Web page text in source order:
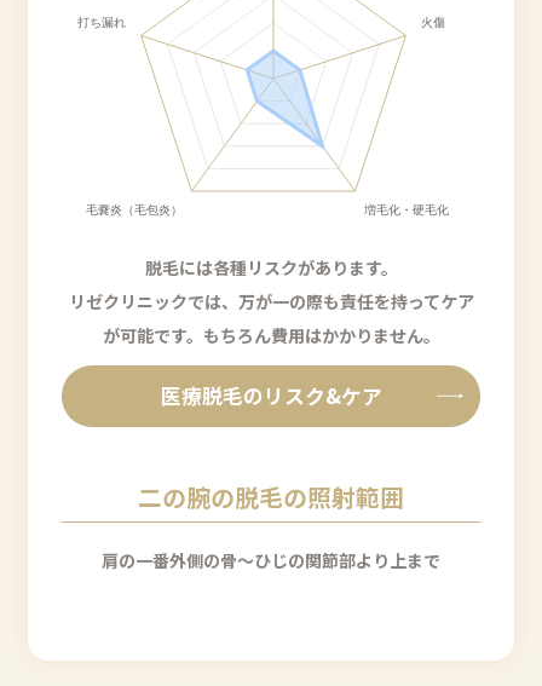
脱毛には各種リスクがあります。
リゼクリニックでは、万が一の際も責任を持ってケア
が可能です。 もちろん費用はかかりません。
医療脱毛のリスク&ケア
二の腕の脱毛の照射範囲
肩の一番外側の骨〜ひじの関節部より上まで